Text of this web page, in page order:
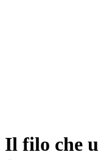
Il filo che